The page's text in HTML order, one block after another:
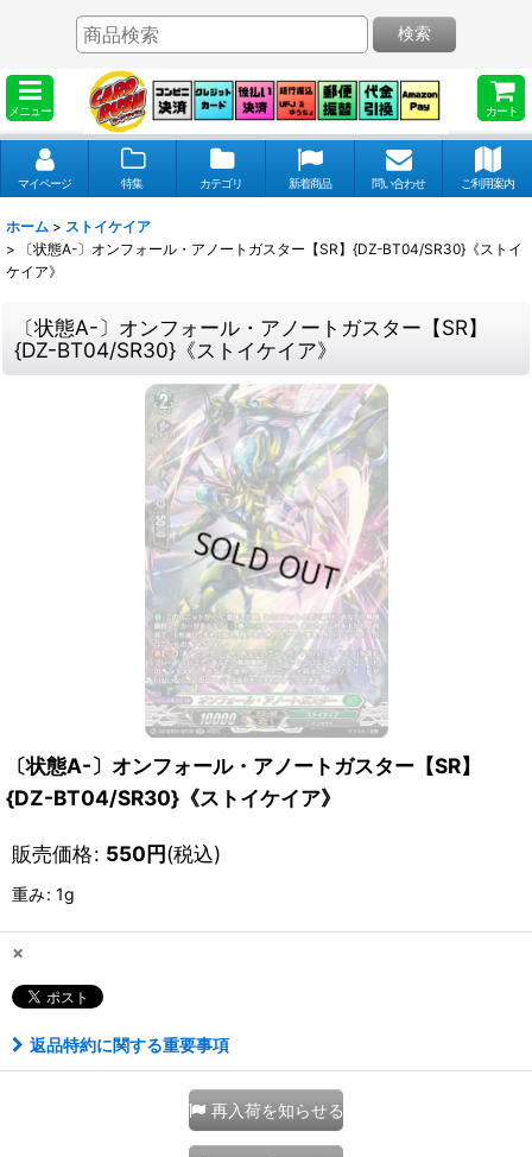
メニュー カート
検索
マイページ 特集 カテゴリ 新着商品 問い合わせ ご利用案内
ホーム > ストイケイア
>
〔状態A-〕オンフォール・アノートガスター【SR】{DZ-BT04/SR30}《ストイ
ケイア》
〔状態A-〕オンフォール・アノートガスター【SR】
{DZ-BT04/SR30}《ストイケイア》
〔状態A-〕オンフォール・アノートガスター【SR】
{DZ-BT04/SR30}《ストイケイア》
販売価格: 550円(税込)
重み: 1g
×
返品特約に関する重要事項
再入荷を知らせる